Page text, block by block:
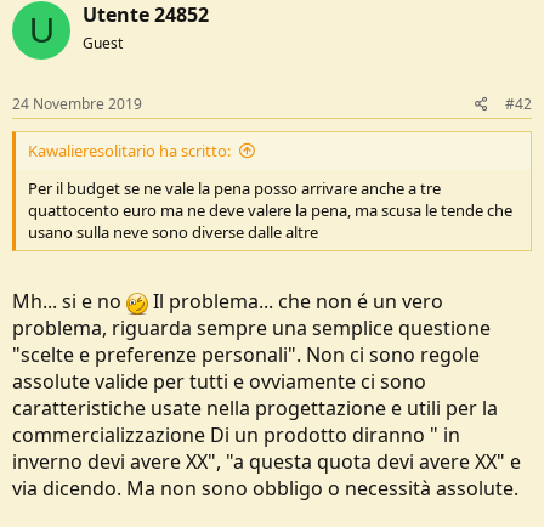
U Utente 24852
Guest
24 Novembre 2019 #42
Kawalieresolitario ha scritto:
Per il budget se ne vale la pena posso arrivare anche a tre
quattocento euro ma ne deve valere la pena, ma scusa le tende che
usano sulla neve sono diverse dalle altre
Mh... si e no
Il problema... che non é un vero
problema, riguarda sempre una semplice questione
"scelte e preferenze personali". Non ci sono regole
assolute valide per tutti e ovviamente ci sono
caratteristiche usate nella progettazione e utili per la
commercializzazione Di un prodotto diranno " in
inverno devi avere XX", "a questa quota devi avere XX" e
via dicendo. Ma non sono obbligo o necessità assolute.